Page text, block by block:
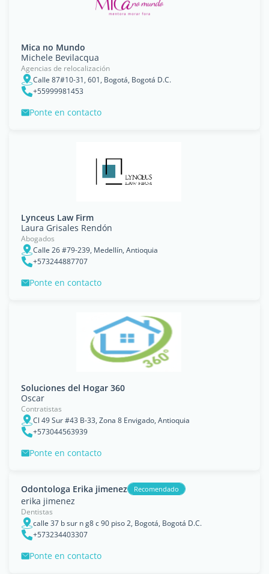
Mica no Mundo
Michele Bevilacqua
Agencias de relocalización
Calle 87#10-31, 601, Bogotá, Bogotá D.C.
+55999981453
Ponte en contacto
Lynceus Law Firm
Laura Grisales Rendón
Abogados
Calle 26 #79-239, Medellín, Antioquia
+573244887707
Ponte en contacto
Soluciones del Hogar 360
Oscar
Contratistas
Cl 49 Sur #43 B-33, Zona 8 Envigado, Antioquia
+573044563939
Ponte en contacto
Odontologa Erika jimenez Recomendado
erika jimenez
Dentistas
calle 37 b sur n g8 c 90 piso 2, Bogotá, Bogotá D.C.
+573234403307
Ponte en contacto